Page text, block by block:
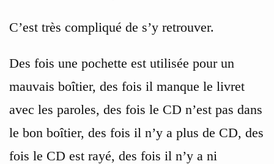
C’est très compliqué de s’y retrouver.
Des fois une pochette est utilisée pour un
mauvais boîtier, des fois il manque le livret
avec les paroles, des fois le CD n’est pas dans
le bon boîtier, des fois il n’y a plus de CD, des
fois le CD est rayé, des fois il n’y a ni